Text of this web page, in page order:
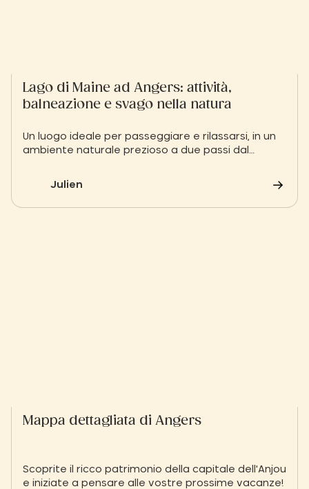
Lago di Maine ad Angers: attività,
balneazione e svago nella natura
Un luogo ideale per passeggiare e rilassarsi, in un
ambiente naturale prezioso a due passi dal
Julien
Mappa dettagliata di Angers
Scoprite il ricco patrimonio della capitale dell'Anjou
e iniziate a pensare alle vostre prossime vacanze!